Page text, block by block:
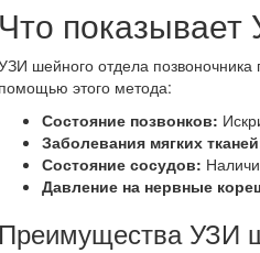
Что
шейного отдела
помощью этого метода:
Состояние позвонков:
Заболевания мягких
Состояние сосудов:
Давление на нервные
Преимущества УЗИ